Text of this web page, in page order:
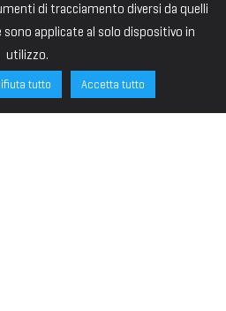
di tracciamento diversi da quelli
sono applicate al solo dispositivo in
utilizzo.
tutto Accetta tutto